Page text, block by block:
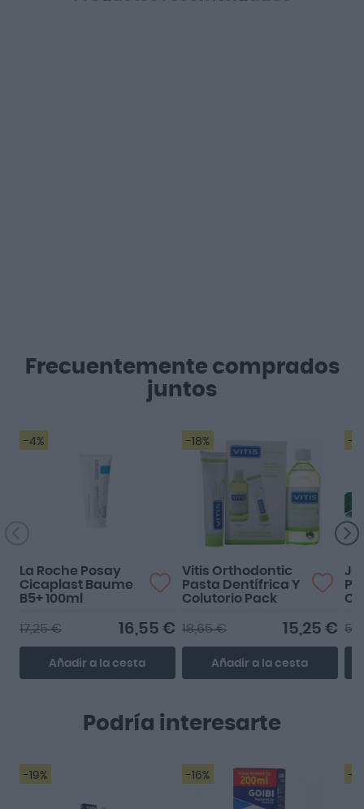
Frecuentemente comprados
juntos
-4%
La Roche Posay
Cicaplast Baume
B5+ 100ml
16,55 €
17,25 €
Añadir a la cesta
-18%
Vitis Orthodontic
Pasta Dentífrica Y
Colutorio Pack
15,25 €
18,65 €
Añadir a la cesta
-
a
Podría interesarte
-19% -16% -